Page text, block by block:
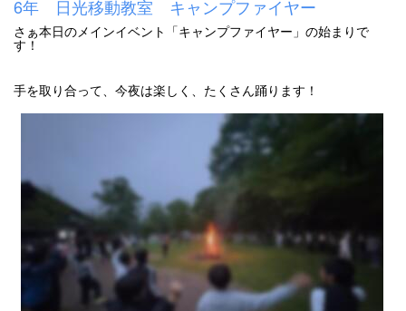
6年 日光移動教室 キャンプファイヤー
さぁ本日のメインイベント「キャンプファイヤー」の始まりで
す！
手を取り合って、今夜は楽しく、たくさん踊ります！